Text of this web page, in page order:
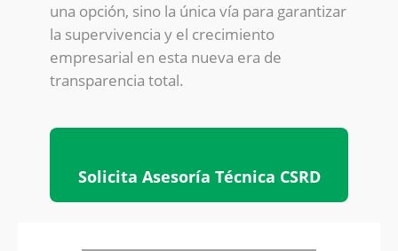
una opción, sino la única vía para garantizar
la supervivencia y el crecimiento
empresarial en esta nueva era de
transparencia total.
Solicita Asesoría Técnica CSRD